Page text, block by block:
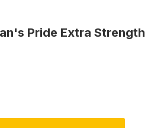
Pride Extra Strength